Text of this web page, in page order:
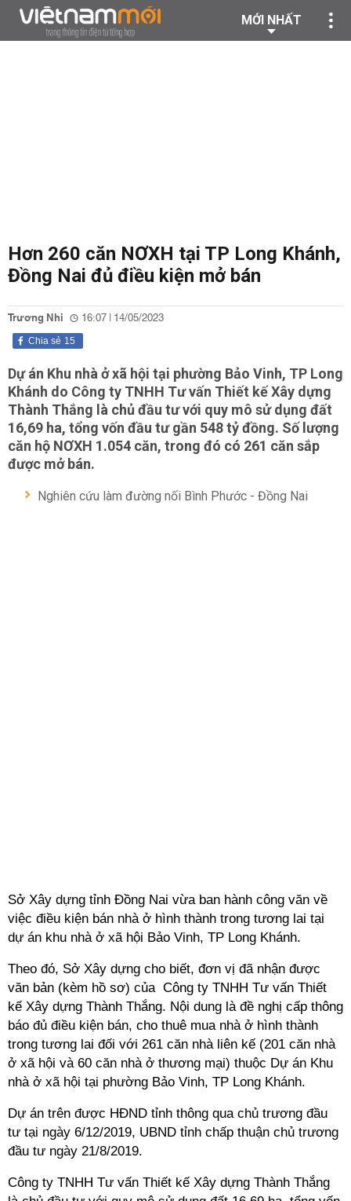
MỚI NHẤT
Hơn 260 căn NƠXH tại TP Long Khánh,
Đồng Nai đủ điều kiện mở bán
Trương Nhi 16:07 | 14/05/2023
15
Chia sẻ
Dự án Khu nhà ở xã hội tại phường Bảo Vinh, TP Long
Khánh do Công ty TNHH Tư vấn Thiết kế Xây dựng
Thành Thắng là chủ đầu tư với quy mô sử dụng đất
16,69 ha, tổng vốn đầu tư gần 548 tỷ đồng. Số lượng
căn hộ NƠXH 1.054 căn, trong đó có 261 căn sắp
được mở bán.
Nghiên cứu làm đường nối Bình Phước - Đồng Nai
Sở Xây dựng tỉnh Đồng Nai vừa ban hành công văn về
việc điều kiện bán nhà ở hình thành trong tương lai tại
dự án khu nhà ở xã hội Bảo Vinh, TP Long Khánh.
Theo đó, Sở Xây dựng cho biết, đơn vị đã nhận được
văn bản (kèm hồ sơ) của Công ty TNHH Tư vấn Thiết
kế Xây dựng Thành Thắng. Nội dung là đề nghị cấp thông
báo đủ điều kiện bán, cho thuê mua nhà ở hình thành
trong tương lai đối với 261 căn nhà liên kế (201 căn nhà
ở xã hội và 60 căn nhà ở thương mại) thuộc Dự án Khu
nhà ở xã hội tại phường Bảo Vinh, TP Long Khánh.
Dự án trên được HĐND tỉnh thông qua chủ trương đầu
tư tại ngày 6/12/2019, UBND tỉnh chấp thuận chủ trương
đầu tư ngày 21/8/2019.
Công ty TNHH Tư vấn Thiết kế Xây dựng Thành Thắng